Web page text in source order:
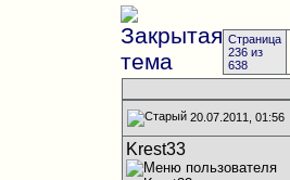
Страница
236 из
638
20.07.2011, 01:56
Krest33